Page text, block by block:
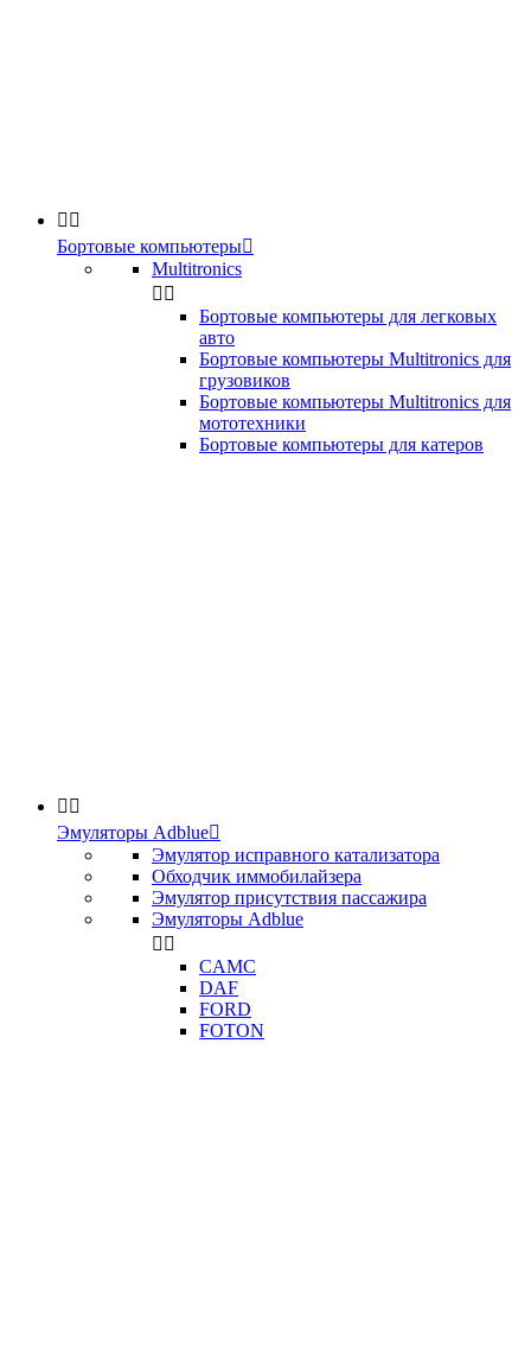
 
Бортовые компьютеры
Multitronics
 
Бортовые компьютеры для легковых
авто
Бортовые компьютеры Multitronics для
грузовиков
Бортовые компьютеры Multitronics для
мототехники
Бортовые компьютеры для катеров
 
Эмуляторы Adblue
Эмулятор исправного катализатора
Обходчик иммобилайзера
Эмулятор присутствия пассажира
Эмуляторы Adblue
 
CAMC
DAF
FORD
FOTON